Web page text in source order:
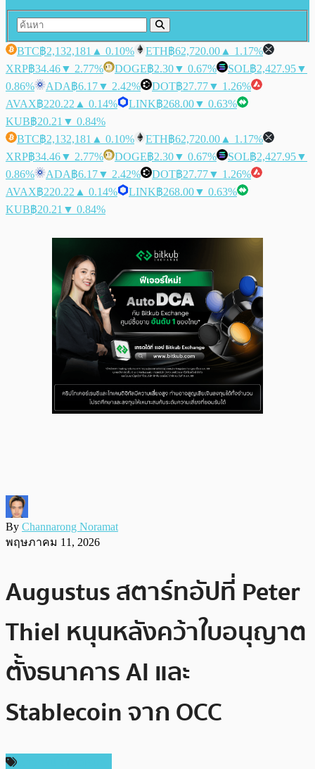
BTC฿2,132,181 ▲ 0.10% ETH฿62,720.00 ▲ 1.17%
XRP฿34.46▼ 2.77% DOGE฿2.30▼ 0.67% SOL฿2,427.95▼
0.86%
ADA฿6.17▼ 2.42% DOT฿27.77▼ 1.26%
AVAX฿220.22 ▲ 0.14% LINK฿268.00▼ 0.63%
KUB฿20.21 ▼ 0.84%
BTC฿2,132,181 ▲ 0.10% ETH฿62,720.00 ▲ 1.17%
XRP฿34.46▼ 2.77% DOGE฿2.30▼ 0.67% SOL฿2,427.95▼
0.86%
ADA฿6.17▼ 2.42% DOT฿27.77▼ 1.26%
AVAX฿220.22 ▲ 0.14% LINK฿268.00▼ 0.63%
KUB฿20.21 ▼ 0.84%
By Channarong Noramat
พฤษภาคม 11, 2026
Augustus สตาร์ทอัปที่ Peter
Thiel หนุนหลังคว้าใบอนุญาต
ตั้งธนาคาร AI และ
Stablecoin จาก OCC